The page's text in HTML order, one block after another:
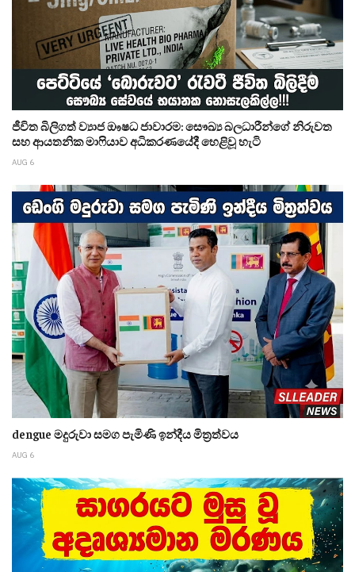
ජීවිත බිලිගත් ව්‍යාජ ඖෂධ ජාවාරම: සෞඛ්‍ය බලධාරීන්ගේ නිරුවත
සහ ආයතනික මාෆියාව අධිකරණයේදී හෙළිවූ හැටි
AUG 6
dengue මදුරුවා සමග පැමිණි ඉන්දීය මිත්‍රත්වය
AUG 6